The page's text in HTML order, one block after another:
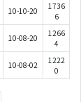
10-10-20
1736
6
10-08-20
1266
4
10-08-02
1222
0